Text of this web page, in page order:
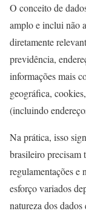
O conceito de
amplo e inclui não
diretamente
previdência,
informações mais
geográfica,
(incluindo
Na prática, isso
brasileiro precisam
regulamentações e
esforço variados
natureza dos dados